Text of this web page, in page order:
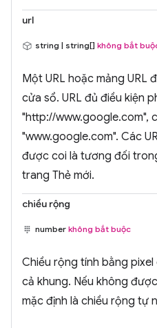
url
string | string[] không bắt
Một URL hoặc mảng URL
cửa sổ. URL đủ điều kiện
"http://www.google.com",
"www.google.com". Các
được coi là tương đối
trang Thẻ mới.
chiều rộng
number không bắt buộc
Chiều rộng tính bằng
cả khung. Nếu không
mặc định là chiều rộng tự